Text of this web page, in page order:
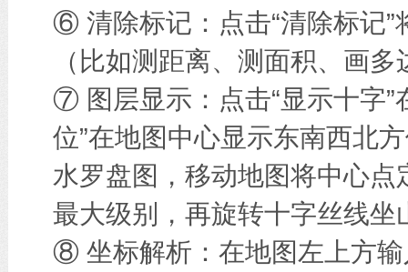
⑥ 清除标记：点击“清除标记
（比如测距离、测面积、画多
⑦ 图层显示：点击“显示十字”
位”在地图中心显示东南西北
水罗盘图，移动地图将中心
最大级别，再旋转十字丝线坐
⑧ 坐标解析：在地图左上方